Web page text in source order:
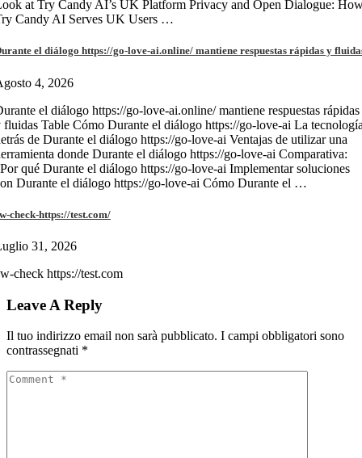
at Try Candy AI’s UK Platform Privacy and Open Dialogue:
Candy AI Serves UK Users …
el diálogo https://go-love-ai.online/ mantiene respuestas rápidas y
4, 2026
el diálogo https://go-love-ai.online/ mantiene respuestas rápidas
fluidas Table Cómo Durante el diálogo https://go-love-ai La
de Durante el diálogo https://go-love-ai Ventajas de utilizar una
donde Durante el diálogo https://go-love-ai Comparativa:
qué Durante el diálogo https://go-love-ai Implementar soluciones
Durante el diálogo https://go-love-ai Cómo Durante el …
check-https://test.com/
31, 2026
check https://test.com
Leave A Reply
Il tuo indirizzo email non sarà pubblicato. I campi obbligatori sono
contrassegnati *